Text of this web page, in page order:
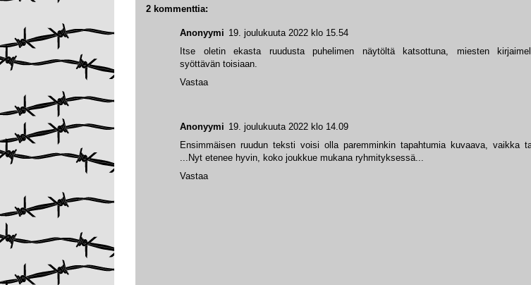
2 kommenttia:
Anonyymi 19. joulukuuta 2022 klo 14.09
Ensimmäisen ruudun teksti voisi olla paremminkin tapahtumia kuvaava, vaikka
...Nyt etenee hyvin, koko joukkue mukana ryhmityksessä...
Vastaa
Anonyymi 19. joulukuuta 2022 klo 15.54
Itse oletin ekasta ruudusta puhelimen näytöltä katsottuna, miesten
syöttävän toisiaan.
Vastaa